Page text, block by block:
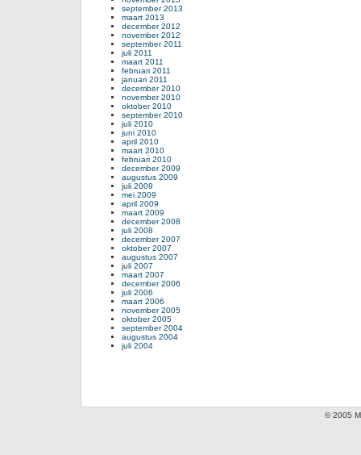
september 2013
maart 2013
december 2012
november 2012
september 2011
juli 2011
maart 2011
februari 2011
januari 2011
december 2010
november 2010
oktober 2010
september 2010
juli 2010
juni 2010
april 2010
maart 2010
februari 2010
december 2009
augustus 2009
juli 2009
mei 2009
april 2009
maart 2009
december 2008
juli 2008
december 2007
oktober 2007
augustus 2007
juli 2007
maart 2007
december 2006
juli 2006
maart 2006
november 2005
oktober 2005
september 2004
augustus 2004
juli 2004
© 2005